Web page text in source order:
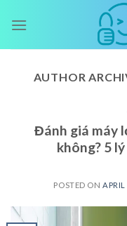
AUTHOR
Đánh giá máy
không? 5
POSTED ON